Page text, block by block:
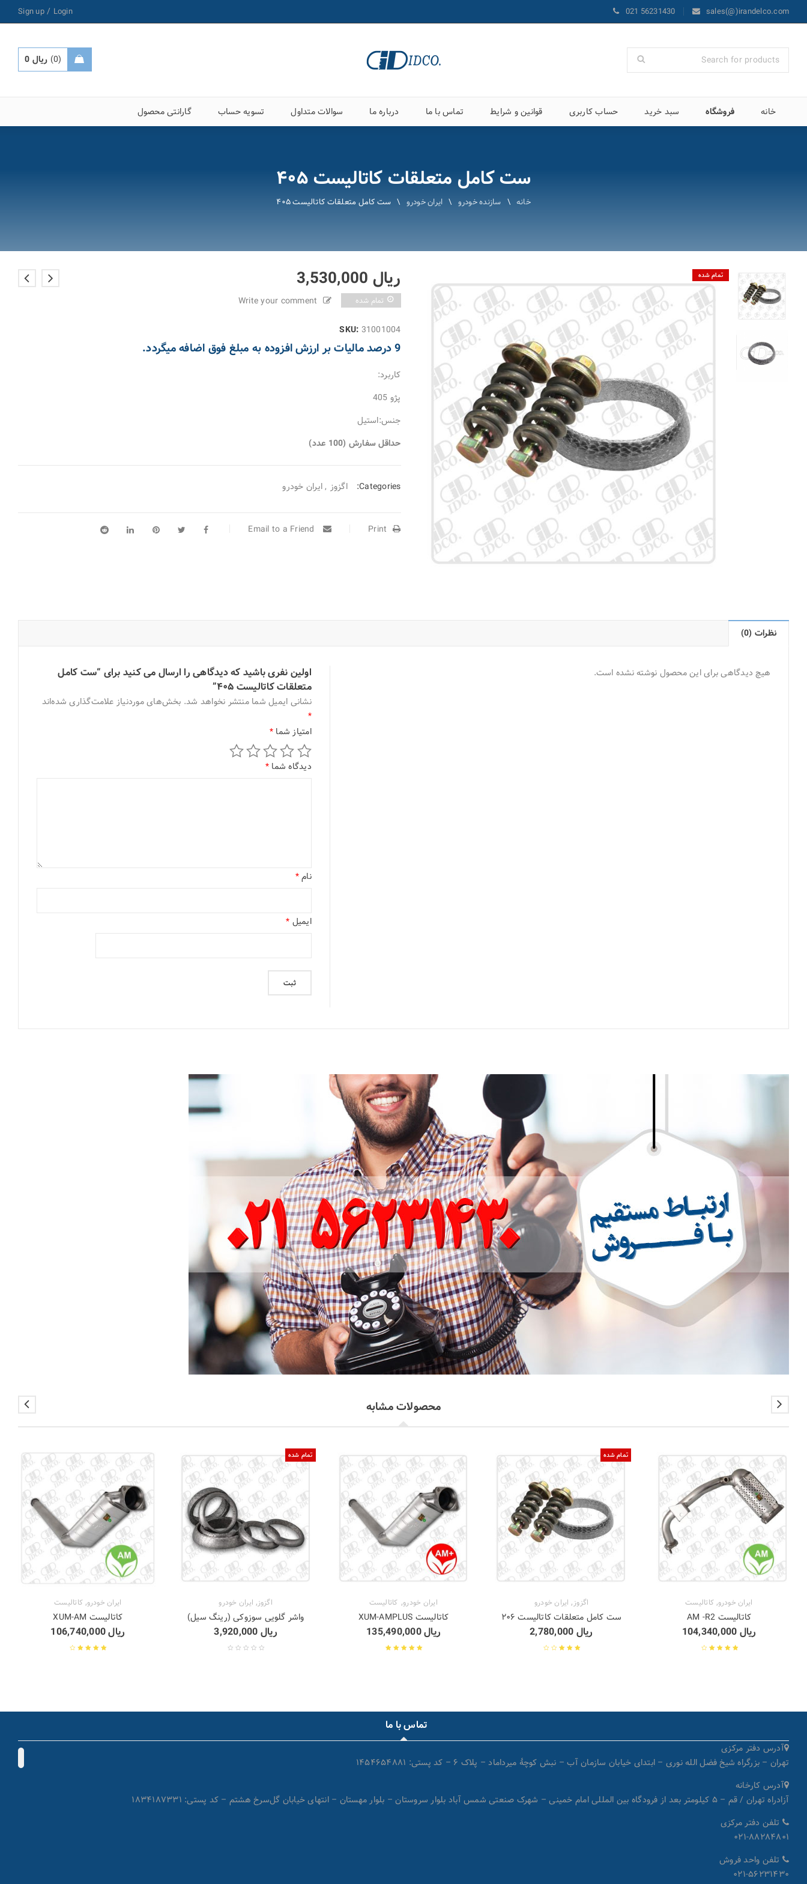
sales(@)irandelco.com
021 56231430
Login
/
Sign up
ریال 0
خانه فروشگاه سبد خرید حساب کاربری قوانین و شرایط تماس با ما درباره ما سوالات متداول تسویه حساب گارانتی محصول
ست کامل متعلقات کاتالیست ۴۰۵
خانه \ سازنده خودرو \ ایران خودرو \ ست کامل متعلقات کاتالیست ۴۰۵
تمام شده ریال
تمام شده
Write your comment
SKU: 31001004
9 درصد مالیات بر ارزش افزوده به مبلغ فوق اضافه میگردد.
کاربرد:
پژو 405
جنس:استیل
حداقل سفارش (100 عدد)
Categories: اگزوز ,ایران خودرو
Print
نظرات (0)
هیچ دیدگاهی برای این محصول نوشته نشده است.
اولین نفری باشید که دیدگاهی را ارسال می کنید برای “ست کامل
متعلقات کاتالیست ۴۰۵”
نشانی ایمیل شما منتشر نخواهد شد. بخش‌های موردنیاز علامت‌گذاری شده‌اند
*
امتیاز شما *
دیدگاه شما *
نام*
ایمیل *
محصولات مشابه
ایران خودرو, کاتالیست
کاتالیست AM -R2
ریال
تمام شده
اگزوز, ایران خودرو
ست کامل متعلقات کاتالیست ۲۰۶
ریال
ایران خودرو, کاتالیست
کاتالیست XUM-AMPLUS
ریال135,490,000
تمام شده
اگزوز, ایران خودرو
واشر گلویی سوزوکی (رینگ سیل)
ریال
ایران خودرو, کاتالیست
کاتالیست XUM-AM
ریال106,740,000
تماس با ما
آدرس دفتر مرکزی
تهران – بزرگراه شیخ فضل الله نوری – ابتدای خیابان سازمان آب – نبش کوچۀ میرداماد – پلاک ۶ – کد پستی: ۱۴۵۴۶۵۴۸۸۱
آدرس کارخانه
آزادراه تهران / قم – ۵ کیلومتر بعد از فرودگاه بین المللی امام خمینی – شهرک صنعتی شمس آباد بلوار سروستان – بلوار مهستان – انتهای خیابان گل‌سرخ هشتم – کد پستی: ۱۸۳۴۱۸۷۳۳۱
تلفن دفتر مرکزی
۰۲۱-۸۸۲۸۴۸۰۱
تلفن واحد فروش
۰۲۱-۵۶۲۳۱۴۳۰